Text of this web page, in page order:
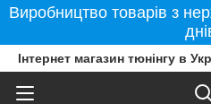
Виробництво товарів з
Інтернет магазин тюнінгу в